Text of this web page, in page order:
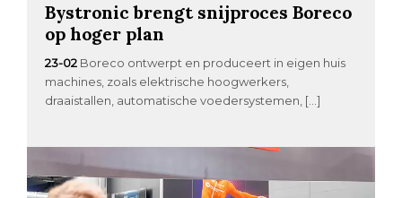
Bystronic brengt snijproces Boreco
op hoger plan
23-02 Boreco ontwerpt en produceert in eigen huis
machines, zoals elektrische hoogwerkers,
draaistallen, automatische voedersystemen, […]